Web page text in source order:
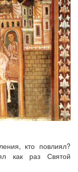
кто повлиял?
как раз Святой